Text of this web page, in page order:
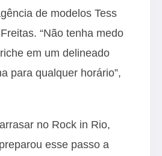
de modelos Tess
“Não tenha medo
em um delineado
para qualquer horário”,
no Rock in Rio,
esse passo a